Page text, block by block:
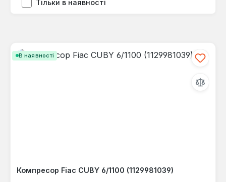
Тільки в наявності
В наявності
Компресор Fiac CUBY 6/1100 (1129981039)